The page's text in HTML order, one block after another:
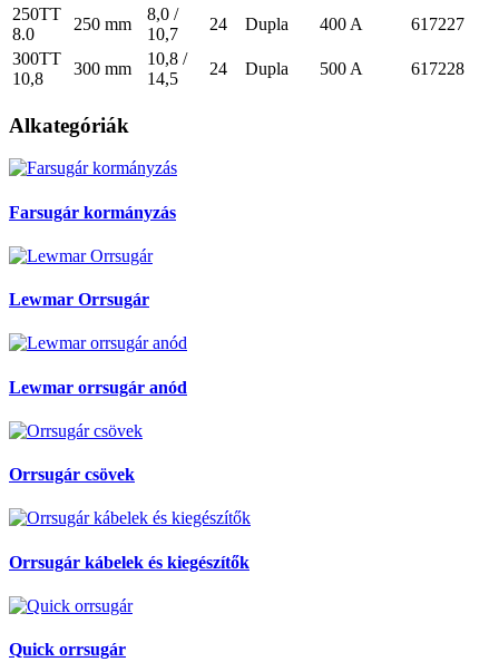
250TT
8.0
250 mm
8,0 /
10,7
24 Dupla 400 A
617227
300TT
10,8
300 mm
10,8 /
14,5
24 Dupla 500 A 617228
Alkategóriák
Farsugár kormányzás
Lewmar Orrsugár
Lewmar orrsugár anód
Orrsugár csövek
Orrsugár kábelek és kiegészítők
Quick orrsugár